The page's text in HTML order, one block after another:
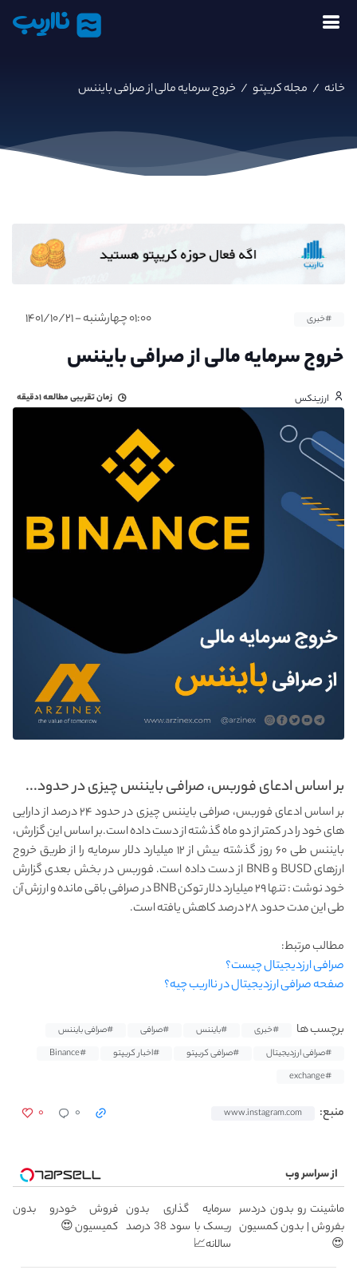
نااریب
خانه / مجله کریپتو / خروج سرمایه مالی از صرافی بایننس
#خبری ۰۱:۰۰ چهارشنبه - ۱۴۰۱/۱۰/۲۱
خروج سرمایه مالی از صرافی بایننس
ارزینکس زمان تقریبی مطالعه۱دقیقه
بر اساس ادعای فوربس، صرافی بایننس چیزی در حدود...
بر اساس ادعای فوربس، صرافی بایننس چیزی در حدود ۲۴ درصد از دارایی‌
های خود را در کمتر از دو ماه گذشته از دست داده است.بر اساس این گزارش،
بایننس طی ۶۰ روز گذشته بیش از ۱۲ میلیارد دلار سرمایه را از طریق خروج
ارزهای BUSD و BNB از دست داده است. فوربس در بخش بعدی گزارش
خود نوشت : تنها ۲۹ میلیارد دلار توکن BNB در صرافی باقی مانده و ارزش آن
طی این مدت حدود ۲۸ درصد کاهش یافته است.
مطالب مرتبط:
صرافی ارزدیجیتال چیست؟
صفحه صرافی ارزدیجیتال در نااریب چیه؟
برچسب ها #خبری #بایننس #صرافی
#صرافی بایننس
#صرافی ارزدیجیتال
#صرافی کریپتو #اخبار کریپتو
#Binance
#exchange
منبع: www.instagram.com ۰ ۰
از سراسر وب
ماشینت رو بدون دردسر
بفروش | بدون کمسیون
😍
سرمایه گذاری بدون
ریسک با سود 38 درصد
سالانه📈
فروش خودرو بدون
کمیسیون 😍